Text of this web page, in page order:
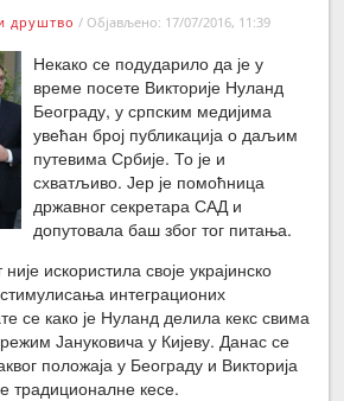
←Претходна вест
Следећа вест →
друштво / Објављено: 17/07/2016, 11:39
Некако се подударило да је у
време посете Викторије Нуланд
Београду, у српским медијима
увећан број публикација о даљим
путевима Србије. То је и
схватљиво. Јер је помоћница
државног секретара САД и
допутовала баш због тог питања.
искористила своје украјинско
интеграционих
се како је Нуланд делила кекс свима
Јануковича у Кијеву. Данас се
положаја у Београду и Викторија
традиционалне кесе.